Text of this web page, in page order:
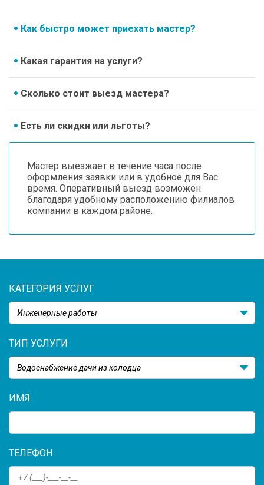
Как быстро может приехать мастер?
Какая гарантия на услуги?
Сколько стоит выезд мастера?
Есть ли скидки или льготы?
Мастер выезжает в течение часа после
оформления заявки или в удобное для Вас
время. Оперативный выезд возможен
благодаря удобному расположению филиалов
компании в каждом районе.
КАТЕГОРИЯ УСЛУГ
Инженерные работы
ИМЯ
ТИП УСЛУГИ
Водоснабжение дачи из колодца
ТЕЛЕФОН